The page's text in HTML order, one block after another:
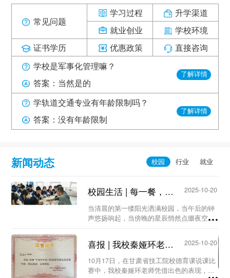
常见问题
学习过程
就业创业
升学渠道
学校环境
证书学历
优惠政策
直接咨询
学校是军事化管理嘛？
答案：当然是的
了解详情
学轨道交通专业有年龄限制吗？
答案：没有年龄限制
了解详情
新闻动态
校园生活 | 每一餐，我们都用心守护...
2025-10-20
当清晨的第一缕阳光洒满校园，当午后的钟
声悠扬响起，当傍晚的星辰悄然点缀夜空，
肠辘辘的你。...
喜报 | 我校秦娅环老师荣获甘肃省技工院校德育课说课比赛二等奖...
2025-10-20
10月17日，在甘肃省技工院校德育课说课比
赛中，我校秦娅环老师凭借出色的表现，荣